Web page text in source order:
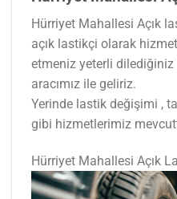
Hürriyet Mahallesi Açık
açık lastikçi olarak
etmeniz yeterli dilediğiniz
aracımız ile geliriz.
Yerinde lastik değişimi ,
gibi hizmetlerimiz
Hürriyet Mahallesi Açık